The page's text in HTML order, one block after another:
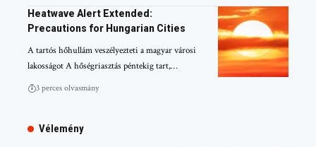
Heatwave Alert Extended:
Precautions for Hungarian Cities
A tartós hőhullám veszélyezteti a magyar városi
lakosságot A hőségriasztás péntekig tart,…
3 perces olvasmány
Vélemény